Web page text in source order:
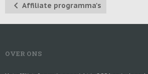
Affiliate programma's
OVER ONS